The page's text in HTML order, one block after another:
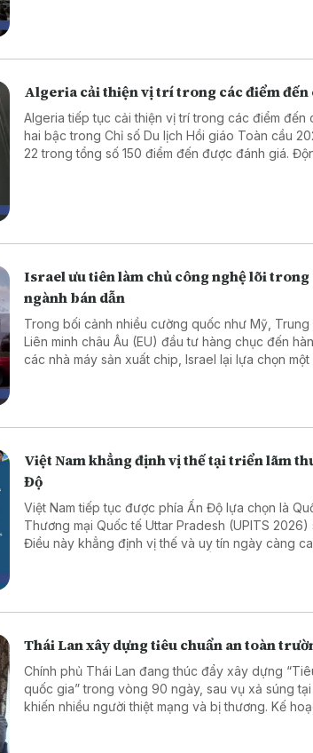
Algeria cải thiện vị trí trong các điểm đến
Algeria tiếp tục cải thiện vị trí trong các điểm đến
hai bậc trong Chỉ số Du lịch Hồi giáo Toàn cầu
22 trong tổng số 150 điểm đến được đánh giá.
Israel ưu tiên làm chủ công nghệ lõi
ngành bán dẫn
Trong bối cảnh nhiều cường quốc như Mỹ, Trung
Liên minh châu Âu (EU) đầu tư hàng chục đến
các nhà máy sản xuất chip, Israel lại lựa chọn
Việt Nam khẳng định vị thế tại triển lãm
Độ
Việt Nam tiếp tục được phía Ấn Độ lựa chọn là
Thương mại Quốc tế Uttar Pradesh (UPITS
Điều này khẳng định vị thế và uy tín ngày càng
Thái Lan xây dựng tiêu chuẩn an toàn
Chính phủ Thái Lan đang thúc đẩy xây dựng
quốc gia” trong vòng 90 ngày, sau vụ xả súng
khiến nhiều người thiệt mạng và bị thương. Kế